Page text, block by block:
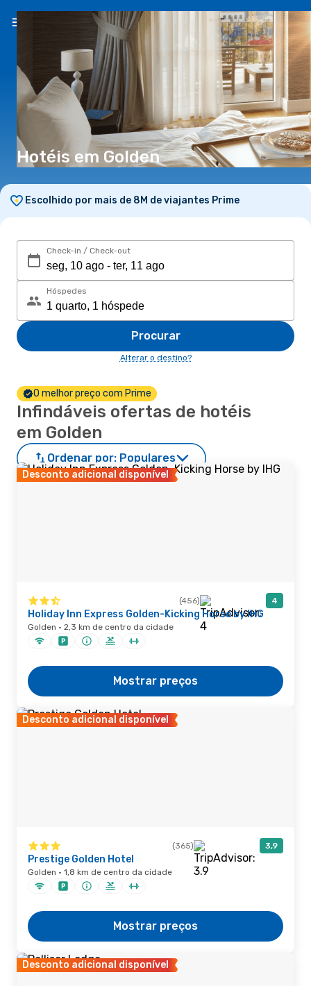
PT(€)
Hotéis em Golden
Escolhido por mais de 8M de viajantes Prime
Check-in / Check-out
Hóspedes
Procurar
Alterar o destino?
O melhor preço com Prime
Infindáveis ofertas de hotéis
em Golden
Ordenar por: Populares
Desconto adicional disponível
(456) 4
Holiday Inn Express Golden-Kicking Horse by IHG
Golden · 2,3 km de centro da cidade
Mostrar preços
Desconto adicional disponível
(365) 3,9
Prestige Golden Hotel
Golden · 1,8 km de centro da cidade
Mostrar preços
Desconto adicional disponível